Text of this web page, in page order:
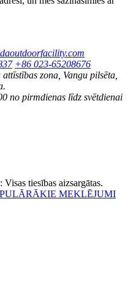
+86 023-65208676
zona, Vangu pilsēta,
no pirmdienas līdz svētdienai
tiesības aizsargātas.
MEKLĒJUMI